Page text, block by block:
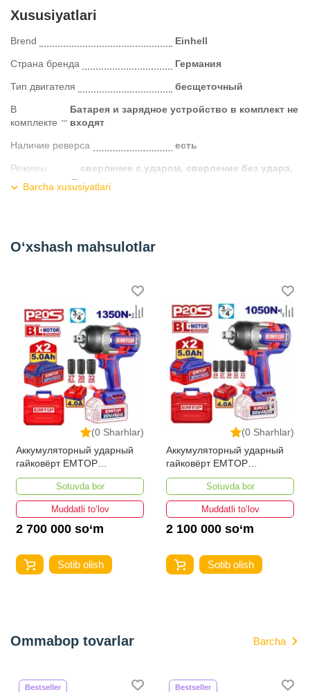
Xususiyatlari
Brend Einhell
Страна бренда Германия
Тип двигателя бесщеточный
В
комплекте
Батарея и зарядное устройство в комплект не
входят
Наличие реверса есть
Режимы
работы
сверление с ударом, сверление без удара,
долбление
Тип хвостовика
Kategoriya Перфораторы
Barcha xususiyatlari
O‘xshash mahsulotlar
(0 Sharhlar)
Аккумуляторный ударный
гайковёрт EMTOP
ECIWL20135
Sotuvda bor
Muddatli to‘lov
2 700 000 so‘m
Sotib olish
(0 Sharhlar)
Аккумуляторный ударный
гайковёрт EMTOP
ECIWL20105
Sotuvda bor
Muddatli to‘lov
2 100 000 so‘m
Sotib olish
Ommabop tovarlar Barcha
Bestseller Bestseller